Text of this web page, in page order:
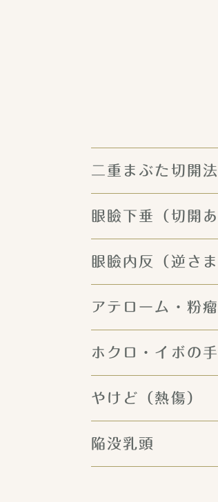
二重まぶた切開法
眼瞼下垂（切開あ
眼瞼内反（逆さま
アテローム・粉瘤
ホクロ・イボの
やけど（熱傷）
陥没乳頭